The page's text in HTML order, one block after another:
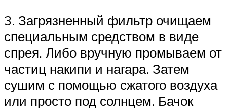
3. Загрязненный фильтр очищаем
специальным средством в виде
спрея. Либо вручную промываем от
частиц накипи и нагара. Затем
сушим с помощью сжатого воздуха
или просто под солнцем. Бачок